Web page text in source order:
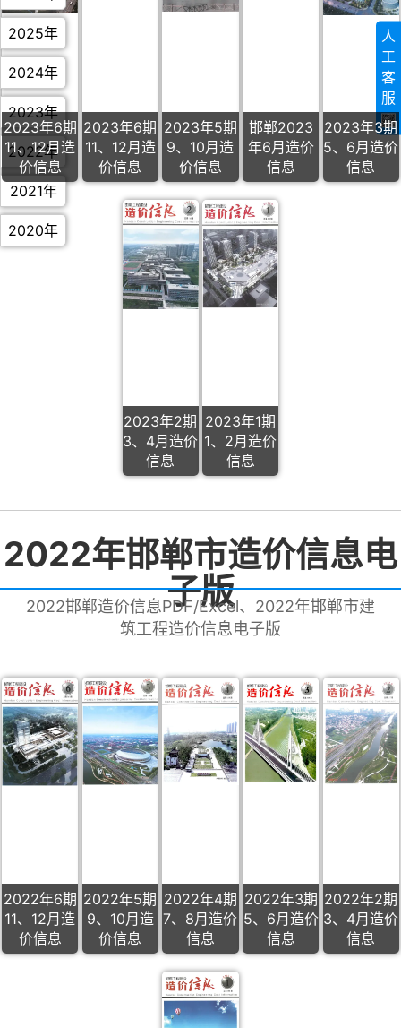
2023年6期
11、12月造
价信息
2023年6期
11、12月造
价信息
2023年5期
9、10月造
价信息
邯郸2023
年6月造价
信息
2023年3期
5、6月造价
信息
2023年2期
3、4月造价
信息
2023年1期
1、2月造价
信息
2022年邯郸市造价信息电
子版
2022邯郸造价信息PDF/Excel、2022年邯郸市建
筑工程造价信息电子版
2022年6期
11、12月造
价信息
2022年5期
9、10月造
价信息
2022年4期
7、8月造价
信息
2022年3期
5、6月造价
信息
2022年2期
3、4月造价
信息
2025年
2024年
2023年
2022年
2021年
2020年
人
工
客
服